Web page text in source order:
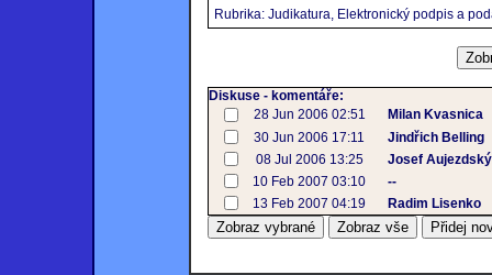
Rubrika: Judikatura, Elektronický podpis a
Diskuse - komentáře:
28 Jun 2006 02:51
Milan Kvasnica
30 Jun 2006 17:11
Jindřich Belling
08 Jul 2006 13:25
Josef Aujezdský
10 Feb 2007 03:10
--
13 Feb 2007 04:19
Radim Lisenko